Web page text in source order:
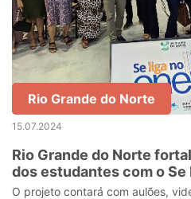
Rio Grande do Norte
15.07.2024
Rio Grande do Norte
dos estudantes com o Se
O projeto contará com aulões,